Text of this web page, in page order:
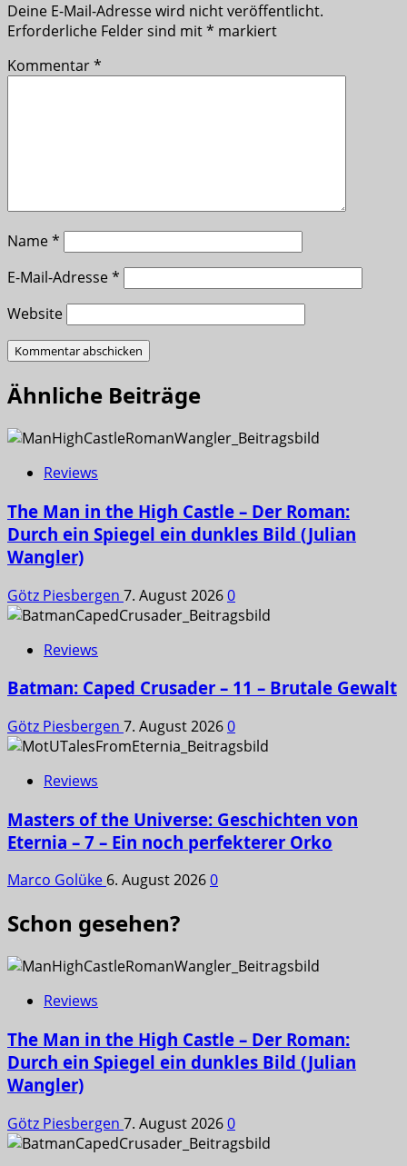
Deine E-Mail-Adresse wird nicht veröffentlicht.
Erforderliche Felder sind mit* markiert
Kommentar*
Name*
E-Mail-Adresse*
Website
Ähnliche Beiträge
Reviews
The Man in the High Castle – Der Roman:
Durch ein Spiegel ein dunkles Bild (Julian
Wangler)
Götz Piesbergen 7. August 20260
Reviews
Batman: Caped Crusader – 11 – Brutale Gewalt
Götz Piesbergen 7. August 20260
Reviews
Masters of the Universe: Geschichten von
Eternia – 7 – Ein noch perfekterer Orko
Marco Golüke 6. August 20260
Schon gesehen?
Reviews
The Man in the High Castle – Der Roman:
Durch ein Spiegel ein dunkles Bild (Julian
Wangler)
Götz Piesbergen 7. August 20260